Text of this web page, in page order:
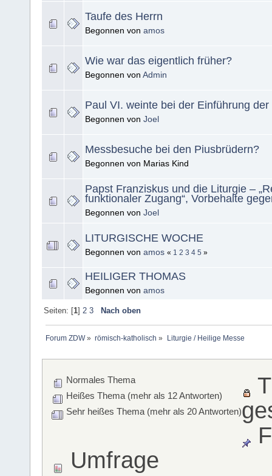
Taufe des Herrn
Begonnen von amos
Wie war das eigentlich früher?
Begonnen von Admin
Paul VI. weinte bei der Einführung
Begonnen von Joel
Messbesuche bei den Piusbrüdern?
Begonnen von Marias Kind
Papst Franziskus und die Liturgie –
funktionaler Zugang“, Vorbehalte
Begonnen von Joel
LITURGISCHE WOCHE
Begonnen von amos « 1 2 3 4 5 »
HEILIGER THOMAS
Begonnen von amos
Seiten: [1] 2 3 Nach oben
Forum ZDW» römisch-katholisch » Liturgie / Heilige Messe
Normales Thema
Heißes Thema (mehr als 12 Antworten)
Sehr heißes Thema (mehr als 20 Antworten)
Umfrage